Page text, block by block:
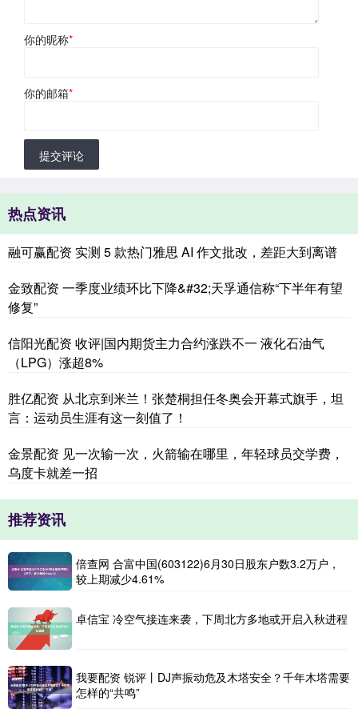
你的昵称*
你的邮箱*
提交评论
热点资讯
融可赢配资 实测 5 款热门雅思 AI 作文批改，差距大到离谱
金致配资 一季度业绩环比下降&#32;天孚通信称“下半年有望
修复”
信阳光配资 收评|国内期货主力合约涨跌不一 液化石油气
（LPG）涨超8%
胜亿配资 从北京到米兰！张楚桐担任冬奥会开幕式旗手，坦
言：运动员生涯有这一刻值了！
金景配资 见一次输一次，火箭输在哪里，年轻球员交学费，
乌度卡就差一招
推荐资讯
倍查网 合富中国(603122)6月30日股东户数3.2万户，
较上期减少4.61%
卓信宝 冷空气接连来袭，下周北方多地或开启入秋进程
我要配资 锐评丨DJ声振动危及木塔安全？千年木塔需要
怎样的“共鸣”